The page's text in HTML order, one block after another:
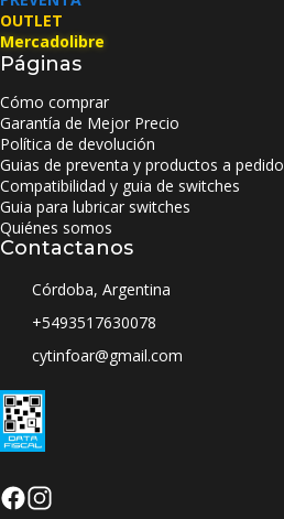
OUTLET
Mercadolibre
Páginas
Cómo comprar
Garantía de Mejor Precio
Política de devolución
Guias de preventa y productos a pedido
Compatibilidad y guia de switches
Guia para lubricar switches
Quiénes somos
Contactanos
Córdoba, Argentina
+5493517630078
cytinfoar@gmail.com